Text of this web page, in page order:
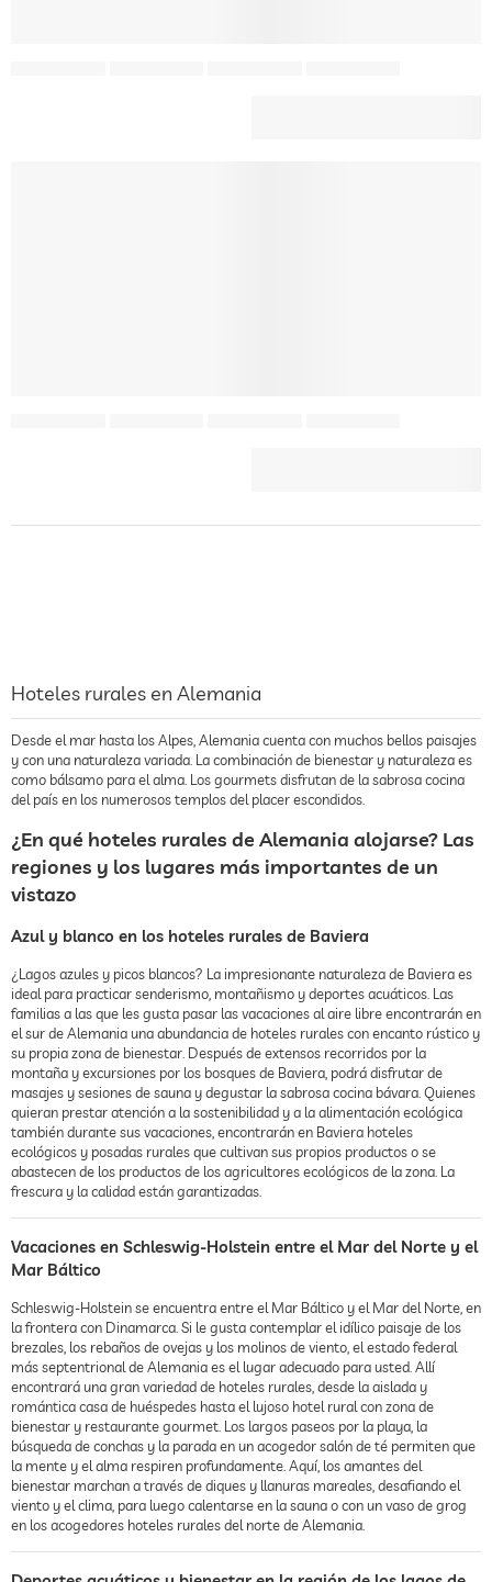
Hoteles rurales en Alemania
Desde el mar hasta los Alpes, Alemania cuenta con muchos bellos paisajes
y con una naturaleza variada. La combinación de bienestar y naturaleza es
como bálsamo para el alma. Los gourmets disfrutan de la sabrosa cocina
del país en los numerosos templos del placer escondidos.
¿En qué hoteles rurales de Alemania alojarse? Las
regiones y los lugares más importantes de un
vistazo
Azul y blanco en los hoteles rurales de Baviera
¿Lagos azules y picos blancos? La impresionante naturaleza de Baviera es
ideal para practicar senderismo, montañismo y deportes acuáticos. Las
familias a las que les gusta pasar las vacaciones al aire libre encontrarán en
el sur de Alemania una abundancia de hoteles rurales con encanto rústico y
su propia zona de bienestar. Después de extensos recorridos por la
montaña y excursiones por los bosques de Baviera, podrá disfrutar de
masajes y sesiones de sauna y degustar la sabrosa cocina bávara. Quienes
quieran prestar atención a la sostenibilidad y a la alimentación ecológica
también durante sus vacaciones, encontrarán en Baviera hoteles
ecológicos y posadas rurales que cultivan sus propios productos o se
abastecen de los productos de los agricultores ecológicos de la zona. La
frescura y la calidad están garantizadas.
Vacaciones en Schleswig-Holstein entre el Mar del Norte y el
Mar Báltico
Schleswig-Holstein se encuentra entre el Mar Báltico y el Mar del Norte, en
la frontera con Dinamarca. Si le gusta contemplar el idílico paisaje de los
brezales, los rebaños de ovejas y los molinos de viento, el estado federal
más septentrional de Alemania es el lugar adecuado para usted. Allí
encontrará una gran variedad de hoteles rurales, desde la aislada y
romántica casa de huéspedes hasta el lujoso hotel rural con zona de
bienestar y restaurante gourmet. Los largos paseos por la playa, la
búsqueda de conchas y la parada en un acogedor salón de té permiten que
la mente y el alma respiren profundamente. Aquí, los amantes del
bienestar marchan a través de diques y llanuras mareales, desafiando el
viento y el clima, para luego calentarse en la sauna o con un vaso de grog
en los acogedores hoteles rurales del norte de Alemania.